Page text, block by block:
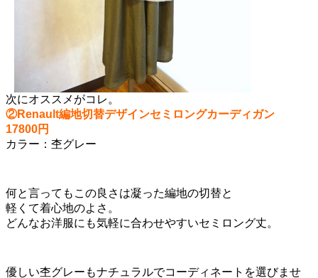
次にオススメがコレ。
②Renault編地切替デザインセミロングカーディガン
17800円
カラー：杢グレー
何と言ってもこの良さは凝った編地の切替と
軽くて着心地のよさ。
どんなお洋服にも気軽に合わせやすいセミロング丈。
優しい杢グレーもナチュラルでコーディネートを選びませ